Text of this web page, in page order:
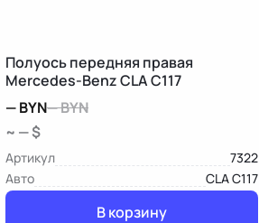
Полуось передняя правая
Mercedes-Benz CLA C117
—BYN—BYN
~ — $
Артикул
7322
Авто
CLA C117
В корзину